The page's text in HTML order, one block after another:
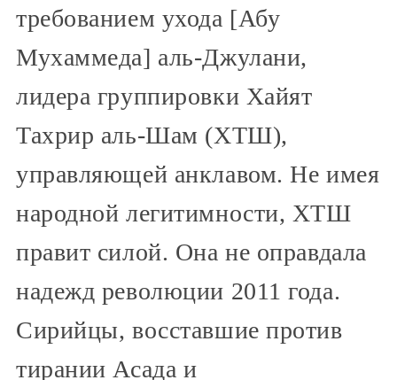
требованием ухода [Абу
Мухаммеда] аль-Джулани,
лидера группировки Хайят
Тахрир аль-Шам (ХТШ),
управляющей анклавом. Не имея
народной легитимности, ХТШ
правит силой. Она не оправдала
надежд революции 2011 года.
Сирийцы, восставшие против
тирании Асада и